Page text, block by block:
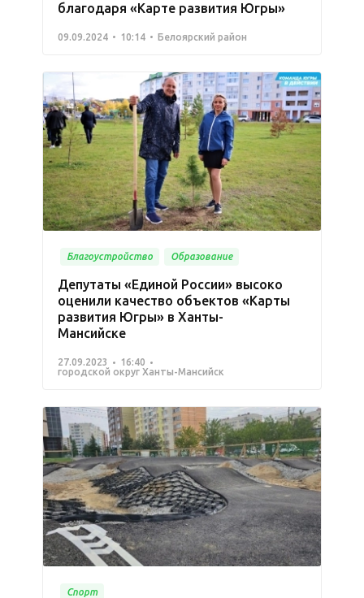
благодаря «Карте развития Югры»
09.09.2024 10:14 Белоярский район
Благоустройство Образование
Депутаты «Единой России» высоко
оценили качество объектов «Карты
развития Югры» в Ханты-
Мансийске
27.09.2023
16:40
городской округ Ханты-Мансийск
Спорт